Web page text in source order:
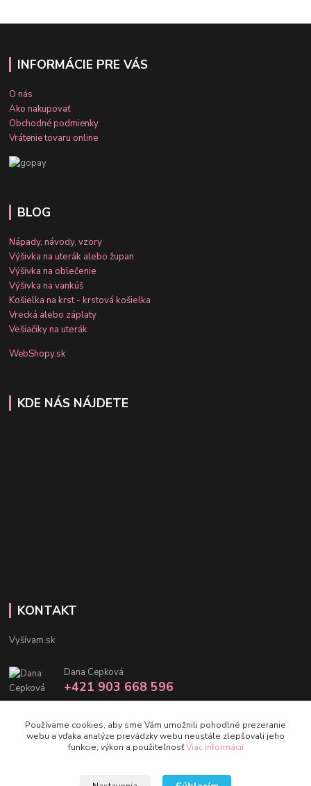
INFORMÁCIE PRE VÁS
O nás
Ako nakupovať
Obchodné podmienky
Vrátenie tovaru online
BLOG
Nápady, návody, vzory
Výšivka na uterák alebo župan
Výšivka na oblečenie
Výšivka na vankúš
Košielka na krst - krstová košielka
Vrecká alebo záplaty
Vešiačiky na uterák
WebShopy.sk
KDE NÁS NÁJDETE
KONTAKT
Vyšívam.sk
Dana Cepková
+421 903 668 596
Používame cookies, aby sme Vám umožnili pohodlné prezeranie
webu a vďaka analýze prevádzky webu neustále zlepšovali jeho
funkcie, výkon a použiteľnosťViac informácií